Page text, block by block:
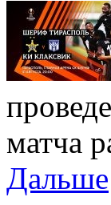
матча
Дальше